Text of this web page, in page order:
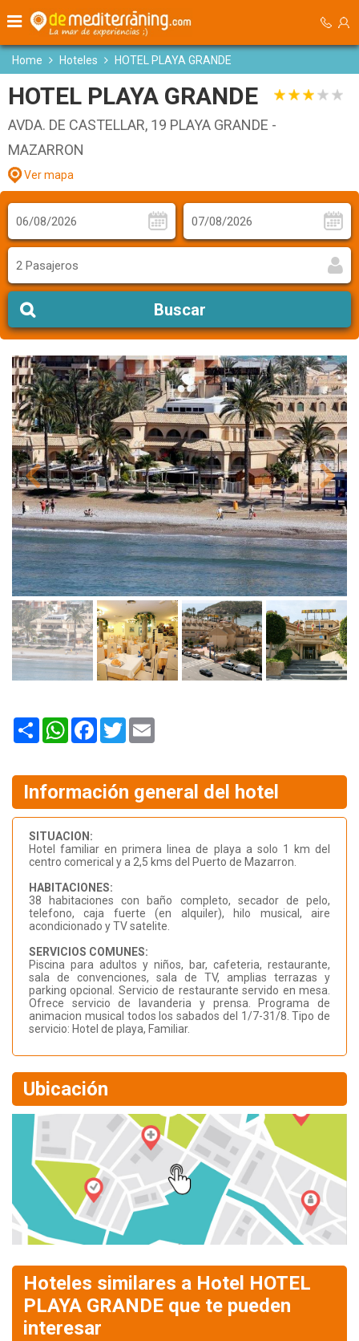
Home Hoteles HOTEL PLAYA GRANDE
HOTEL PLAYA GRANDE
AVDA. DE CASTELLAR, 19 PLAYA GRANDE -
MAZARRON
Ver mapa
2 Pasajeros
Buscar
Share WhatsAppFacebook
Twitter
Información general del hotel
SITUACION:
Hotel familiar en primera linea de playa a solo 1 km del
centro comerical y a 2,5 kms del Puerto de Mazarron.
HABITACIONES:
38 habitaciones con baño completo, secador de pelo,
telefono, caja fuerte (en alquiler), hilo musical, aire
acondicionado y TV satelite.
SERVICIOS COMUNES:
Piscina para adultos y niños, bar, cafeteria, restaurante,
sala de convenciones, sala de TV, amplias terrazas y
parking opcional. Servicio de restaurante servido en mesa.
Ofrece servicio de lavanderia y prensa. Programa de
animacion musical todos los sabados del 1/7-31/8. Tipo de
servicio: Hotel de playa, Familiar.
Ubicación
Hoteles similares a Hotel HOTEL
PLAYA GRANDE que te pueden
interesar